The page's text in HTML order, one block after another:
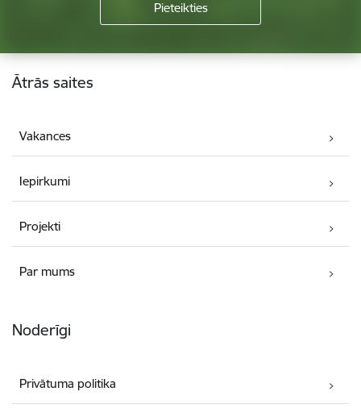
Kājene
Ātrās saites
Vakances
Iepirkumi
Projekti
Par mums
Noderīgi
Privātuma politika